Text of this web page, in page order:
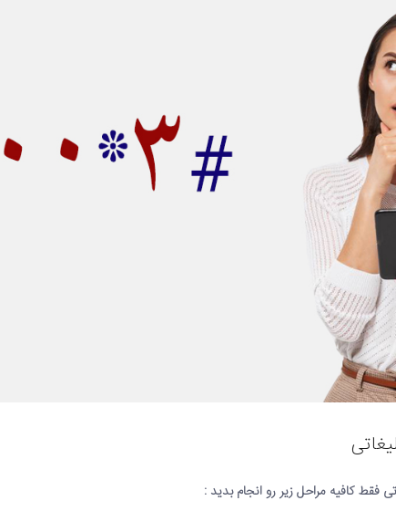
فقط کافیه مراحل زیر رو انجام بدید :